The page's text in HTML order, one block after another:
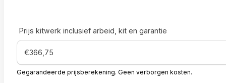
Prijs kitwerk inclusief arbeid, kit en garantie
Gegarandeerde prijsberekening. Geen verborgen kosten.